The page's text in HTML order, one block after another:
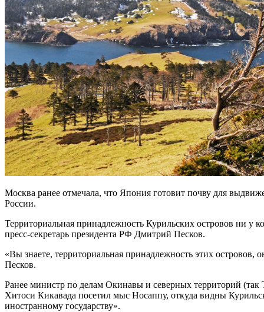
Москва ранее отмечала, что Япония готовит почву для
России.
Территориальная принадлежность Курильских островов ни у
пресс-секретарь президента РФ Дмитрий Песков.
«Вы знаете, территориальная принадлежность этих
Песков.
Ранее министр по делам Окинавы и северных территорий
Хитоси Кикавада посетил мыс Носаппу, откуда видны
иностранному государству».